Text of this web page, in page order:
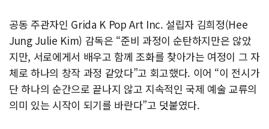
공동 주관자인 Grida K Pop Art Inc. 설립자 김희정(Hee
Jung Julie Kim) 감독은 “준비 과정이 순탄하지만은 않았
지만, 서로에게서 배우고 함께 조화를 찾아가는 여정이 그 자
체로 하나의 창작 과정 같았다”고 회고했다. 이어 “이 전시가
단 하나의 순간으로 끝나지 않고 지속적인 국제 예술 교류의
의미 있는 시작이 되기를 바란다”고 덧붙였다.